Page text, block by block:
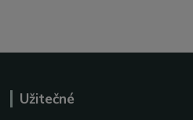
Užitečné